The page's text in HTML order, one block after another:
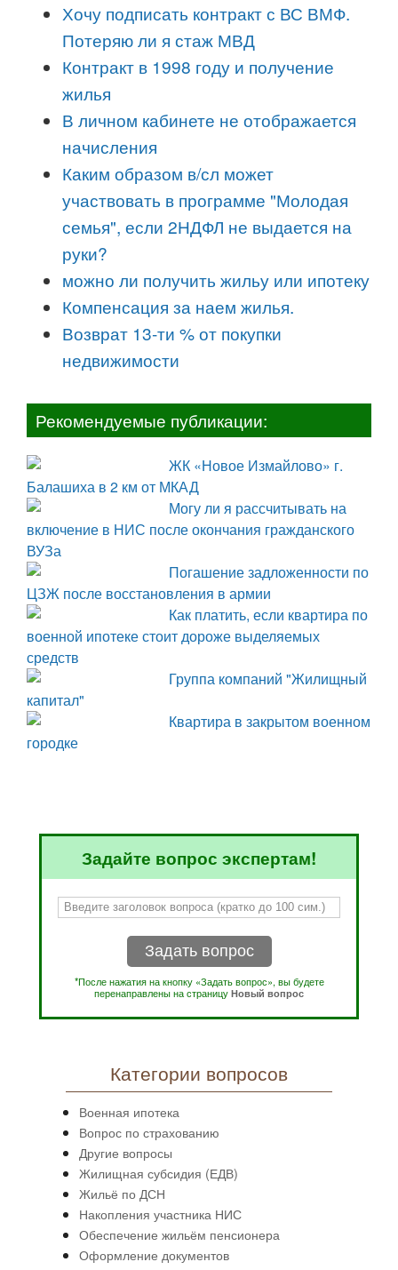
Хочу подписать контракт с ВС ВМФ.
Потеряю ли я стаж МВД
Контракт в 1998 году и получение
жилья
В личном кабинете не отображается
начисления
Каким образом в/сл может
участвовать в программе "Молодая
семья", если 2НДФЛ не выдается на
руки?
можно ли получить жильу или ипотеку
Компенсация за наем жилья.
Возврат 13-ти % от покупки
недвижимости
Рекомендуемые публикации:
ЖК «Новое Измайлово» г.
Балашиха в 2 км от МКАД
Могу ли я рассчитывать на
включение в НИС после окончания гражданского
ВУЗа
Погашение задложенности по
ЦЗЖ после восстановления в армии
Как платить, если квартира по
военной ипотеке стоит дороже выделяемых
средств
Группа компаний "Жилищный
капитал"
Квартира в закрытом военном
городке
Задайте вопрос экспертам!
Задать вопрос
*После нажатия на кнопку «Задать вопрос», вы будете
перенаправлены на страницуНовый вопрос
Категории вопросов
Военная ипотека
Вопрос по страхованию
Другие вопросы
Жилищная субсидия (ЕДВ)
Жильё по ДСН
Накопления участника НИС
Обеспечение жильём пенсионера
Оформление документов